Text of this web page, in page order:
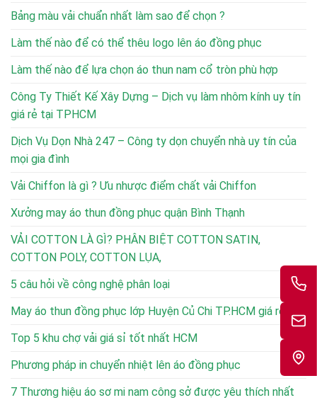
Bảng màu vải chuẩn nhất làm sao để chọn ?
Làm thế nào để có thể thêu logo lên áo đồng phục
Làm thế nào để lựa chọn áo thun nam cổ tròn phù hợp
Công Ty Thiết Kế Xây Dựng – Dịch vụ làm nhôm kính uy tín
giá rẻ tại TPHCM
Dịch Vụ Dọn Nhà 247 – Công ty dọn chuyển nhà uy tín của
mọi gia đình
Vải Chiffon là gì ? Ưu nhược điểm chất vải Chiffon
Xưởng may áo thun đồng phục quận Bình Thạnh
VẢI COTTON LÀ GÌ? PHÂN BIỆT COTTON SATIN,
COTTON POLY, COTTON LỤA,
5 câu hỏi về công nghệ phân loại
May áo thun đồng phục lớp Huyện Củ Chi TP.HCM giá rẻ
Top 5 khu chợ vải giá sỉ tốt nhất HCM
Phương pháp in chuyển nhiệt lên áo đồng phục
7 Thương hiệu áo sơ mi nam công sở được yêu thích nhất